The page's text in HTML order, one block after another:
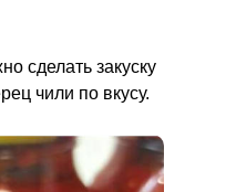
сделать закуску
чили по вкусу.